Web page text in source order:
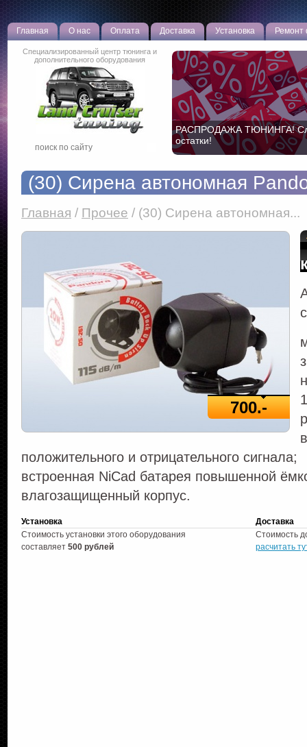
Главная О нас Оплата Доставка Установка Ремонт
Специализированный центр тюнинга и
дополнительного оборудования
РАСПРОДАЖА ТЮНИНГА!
остатки!
(30) Сирена автономная
Главная / Прочее / (30) Сирена автономная...
700.-
положительного и отрицательного сигнала;
встроенная NiCad батарея повышенной
влагозащищенный корпус.
Установка
Доставка
Стоимость установки этого оборудования
составляет 500 рублей
Стоимость
расчитать